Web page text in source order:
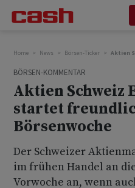
Home News Börsen-Ticker Aktien
BÖRSEN-KOMMENTAR
Aktien Schweiz
startet
Börsenwoche
Der Schweizer
im frühen Handel an
Vorwoche an, wenn